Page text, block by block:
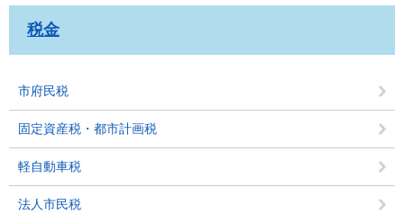
税金
市府民税
固定資産税・都市計画税
軽自動車税
法人市民税